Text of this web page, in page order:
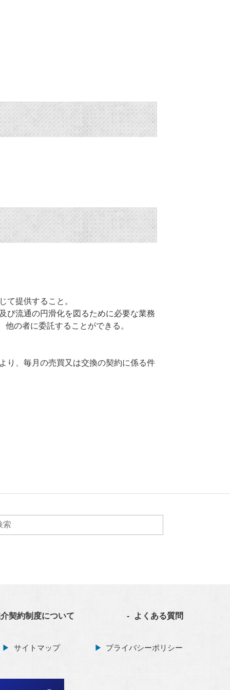
て提供すること。
び流通の円滑化を図るために必要な業務
の者に委託することができる。
り、毎月の売買又は交換の契約に係る件
契約制度について よくある質問
サイトマップ プライバシーポリシー